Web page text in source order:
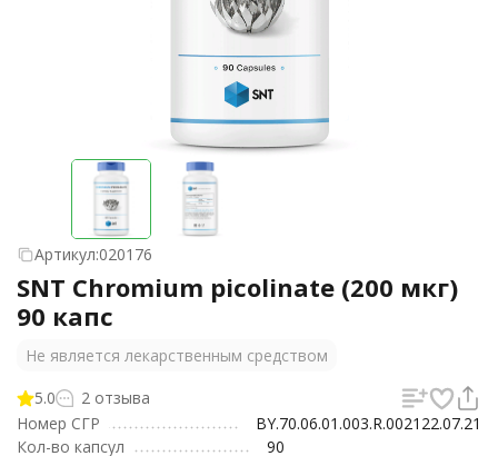
Артикул:020176
SNT Chromium picolinate (200 мкг)
90 капс
Не является лекарственным средством
5.0
2 отзыва
Номер СГР
BY.70.06.01.003.R.002122.07.21
Кол-во капсул
90